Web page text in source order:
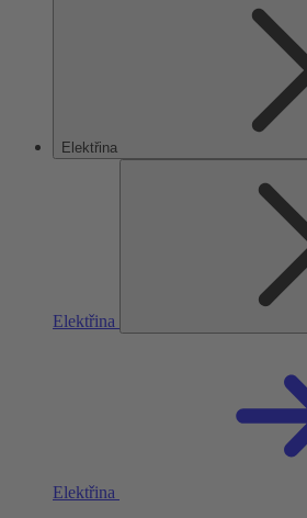
Elektřina
Elektřina
Elektřina